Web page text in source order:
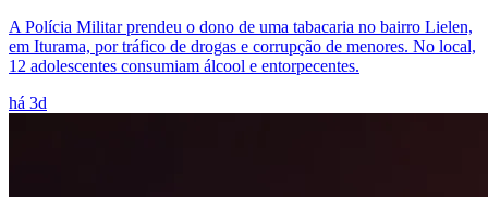
A Polícia Militar prendeu o dono de uma tabacaria no bairro Lielen,
em Iturama, por tráfico de drogas e corrupção de menores. No local,
12 adolescentes consumiam álcool e entorpecentes.
há 3d